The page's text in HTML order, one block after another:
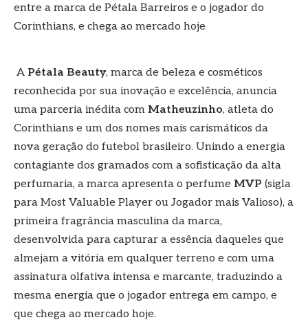
entre a marca de Pétala Barreiros e o jogador do
Corinthians, e chega ao mercado hoje
A Pétala Beauty, marca de beleza e cosméticos
reconhecida por sua inovação e excelência, anuncia
uma parceria inédita com Matheuzinho, atleta do
Corinthians e um dos nomes mais carismáticos da
nova geração do futebol brasileiro. Unindo a energia
contagiante dos gramados com a sofisticação da alta
perfumaria, a marca apresenta o perfume MVP (sigla
para Most Valuable Player ou Jogador mais Valioso), a
primeira fragrância masculina da marca,
desenvolvida para capturar a essência daqueles que
almejam a vitória em qualquer terreno e com uma
assinatura olfativa intensa e marcante, traduzindo a
mesma energia que o jogador entrega em campo, e
que chega ao mercado hoje.